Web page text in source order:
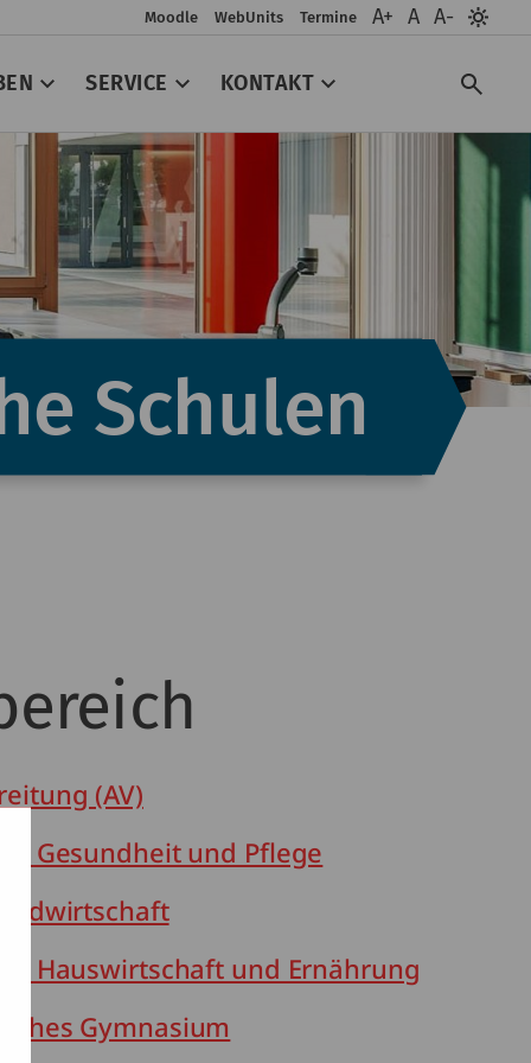
Moodle WebUnits Termine A+ A A-
SERVICE KONTAKT
Schulen
(AV)
Gesundheit und Pflege
Hauswirtschaft und Ernährung
Gymnasium